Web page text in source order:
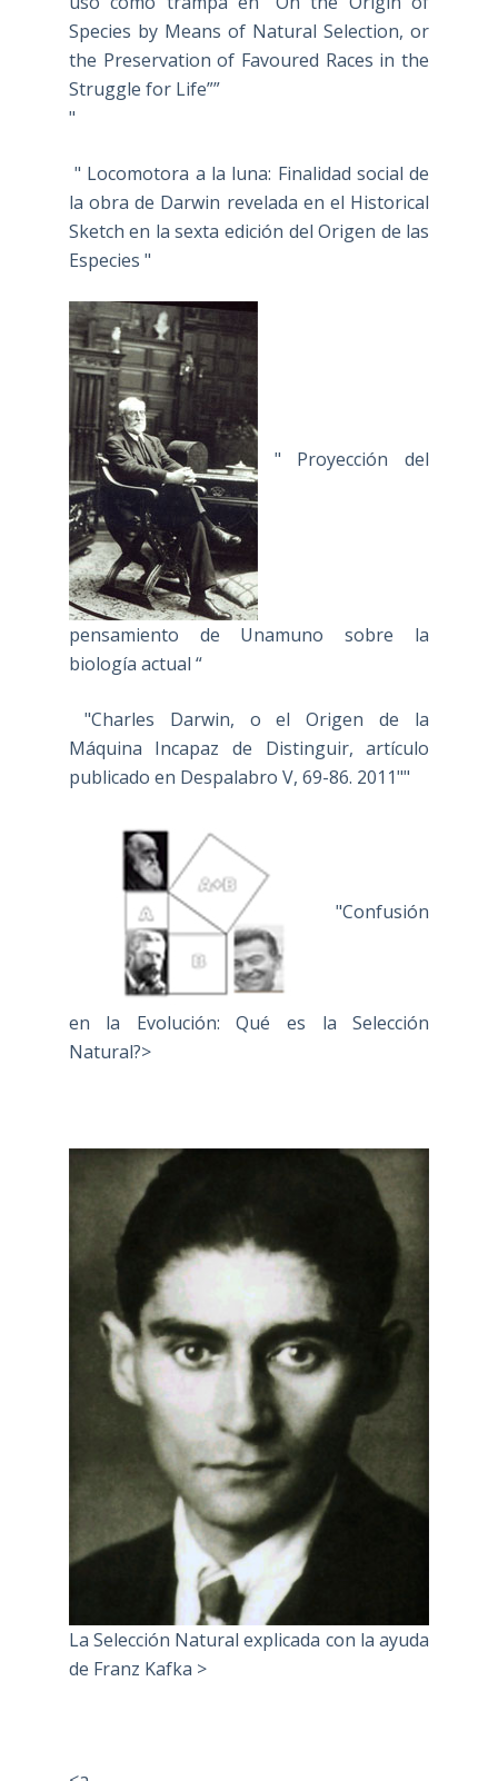
Species by Means of Natural Selection, or
the Preservation of Favoured Races in the
Struggle for Life””
"
" Locomotora a la luna: Finalidad social de
la obra de Darwin revelada en el Historical
Sketch en la sexta edición del Origen de las
Especies "
" Proyección del
pensamiento de Unamuno sobre la
biología actual “
"Charles Darwin, o el Origen de la
Máquina Incapaz de Distinguir, artículo
publicado en Despalabro V, 69-86. 2011""
"Confusión
en la Evolución: Qué es la Selección
Natural?>
La Selección Natural explicada con la ayuda
de Franz Kafka >